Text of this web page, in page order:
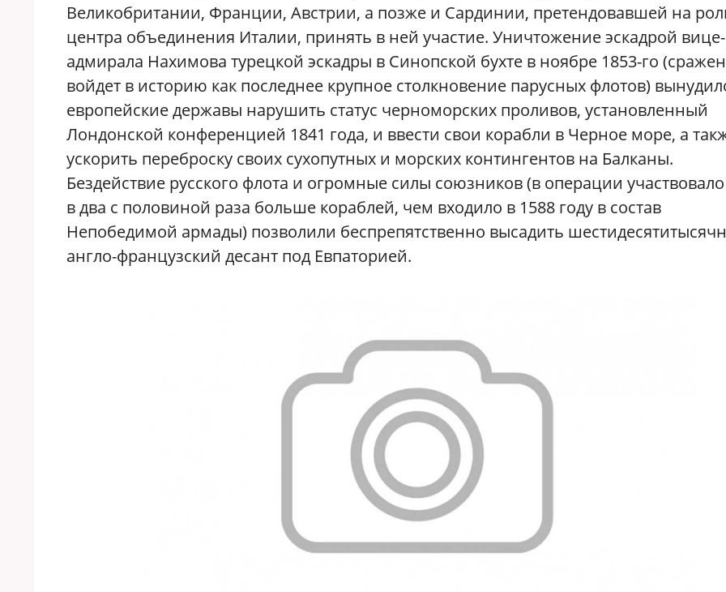
Великобритании, Франции, Австрии, а позже и Сардинии, претендовавшей на
центра объединения Италии, принять в ней участие. Уничтожение эскадрой вице-
адмирала Нахимова турецкой эскадры в Синопской бухте в ноябре 1853-го
войдет в историю как последнее крупное столкновение парусных флотов)
европейские державы нарушить статус черноморских проливов, установленный
Лондонской конференцией 1841 года, и ввести свои корабли в Черное море, а
ускорить переброску своих сухопутных и морских контингентов на Балканы.
Бездействие русского флота и огромные силы союзников (в операции участвовало
в два с половиной раза больше кораблей, чем входило в 1588 году в состав
Непобедимой армады) позволили беспрепятственно высадить
англо-французский десант под Евпаторией.